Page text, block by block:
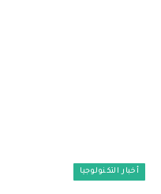
أخبار التكنولوجيا